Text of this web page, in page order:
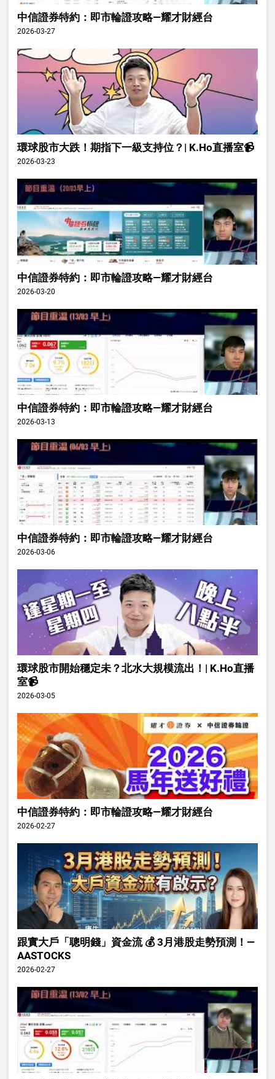
中信證券特約：即市輪證攻略—耀才財經台
2026-03-27
環球股市大跌！期指下一級支持位？| K.Ho直播室📹
2026-03-23
中信證券特約：即市輪證攻略—耀才財經台
2026-03-20
中信證券特約：即市輪證攻略—耀才財經台
2026-03-13
中信證券特約：即市輪證攻略—耀才財經台
2026-03-06
環球股市開始穩定未？北水大規模流出！| K.Ho直播
室📹
2026-03-05
中信證券特約：即市輪證攻略—耀才財經台
2026-02-27
跟實大戶「聰明錢」資金流 💰 3月港股走勢預測！—
AASTOCKS
2026-02-27